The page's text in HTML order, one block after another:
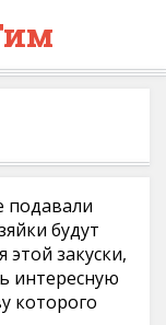
подавали
будут
этой закуски,
интересную
которого